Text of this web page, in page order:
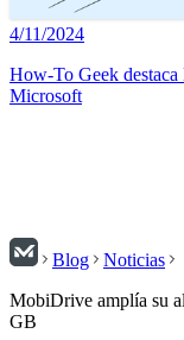
4/11/2024
How-To Geek
Microsoft
Blog
Noticias
MobiDrive amplía su
GB